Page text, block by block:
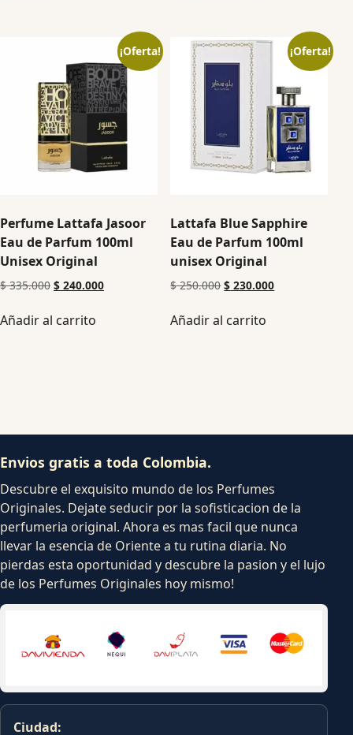
¡Oferta!
Perfume Lattafa Jasoor
Eau de Parfum 100ml
Unisex Original
$335.000 $ 240.000
Añadir al carrito
¡Oferta!
Lattafa Blue Sapphire
Eau de Parfum 100ml
unisex Original
$250.000 $ 230.000
Añadir al carrito
Envios gratis a toda Colombia.
Descubre el exquisito mundo de los Perfumes
Originales. Dejate seducir por la sofisticacion de la
perfumeria original. Ahora es mas facil que nunca
llevar la esencia de Oriente a tu rutina diaria. No
pierdas esta oportunidad y descubre la pasion y el lujo
de los Perfumes Originales hoy mismo!
Ciudad: